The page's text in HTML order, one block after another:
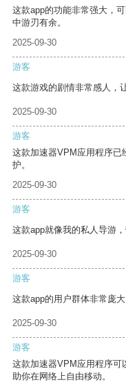
这款app的功能非常强大，
中游刃有余。
2025-09-30
游客
这款游戏的剧情非常感人，
2025-09-30
游客
这款加速器VPM应用程序已
护。
2025-09-30
游客
这款app就像我的私人导游
2025-09-30
游客
这款app的用户群体非常庞
2025-09-30
游客
这款加速器VPM应用程序可
助你在网络上自由移动。